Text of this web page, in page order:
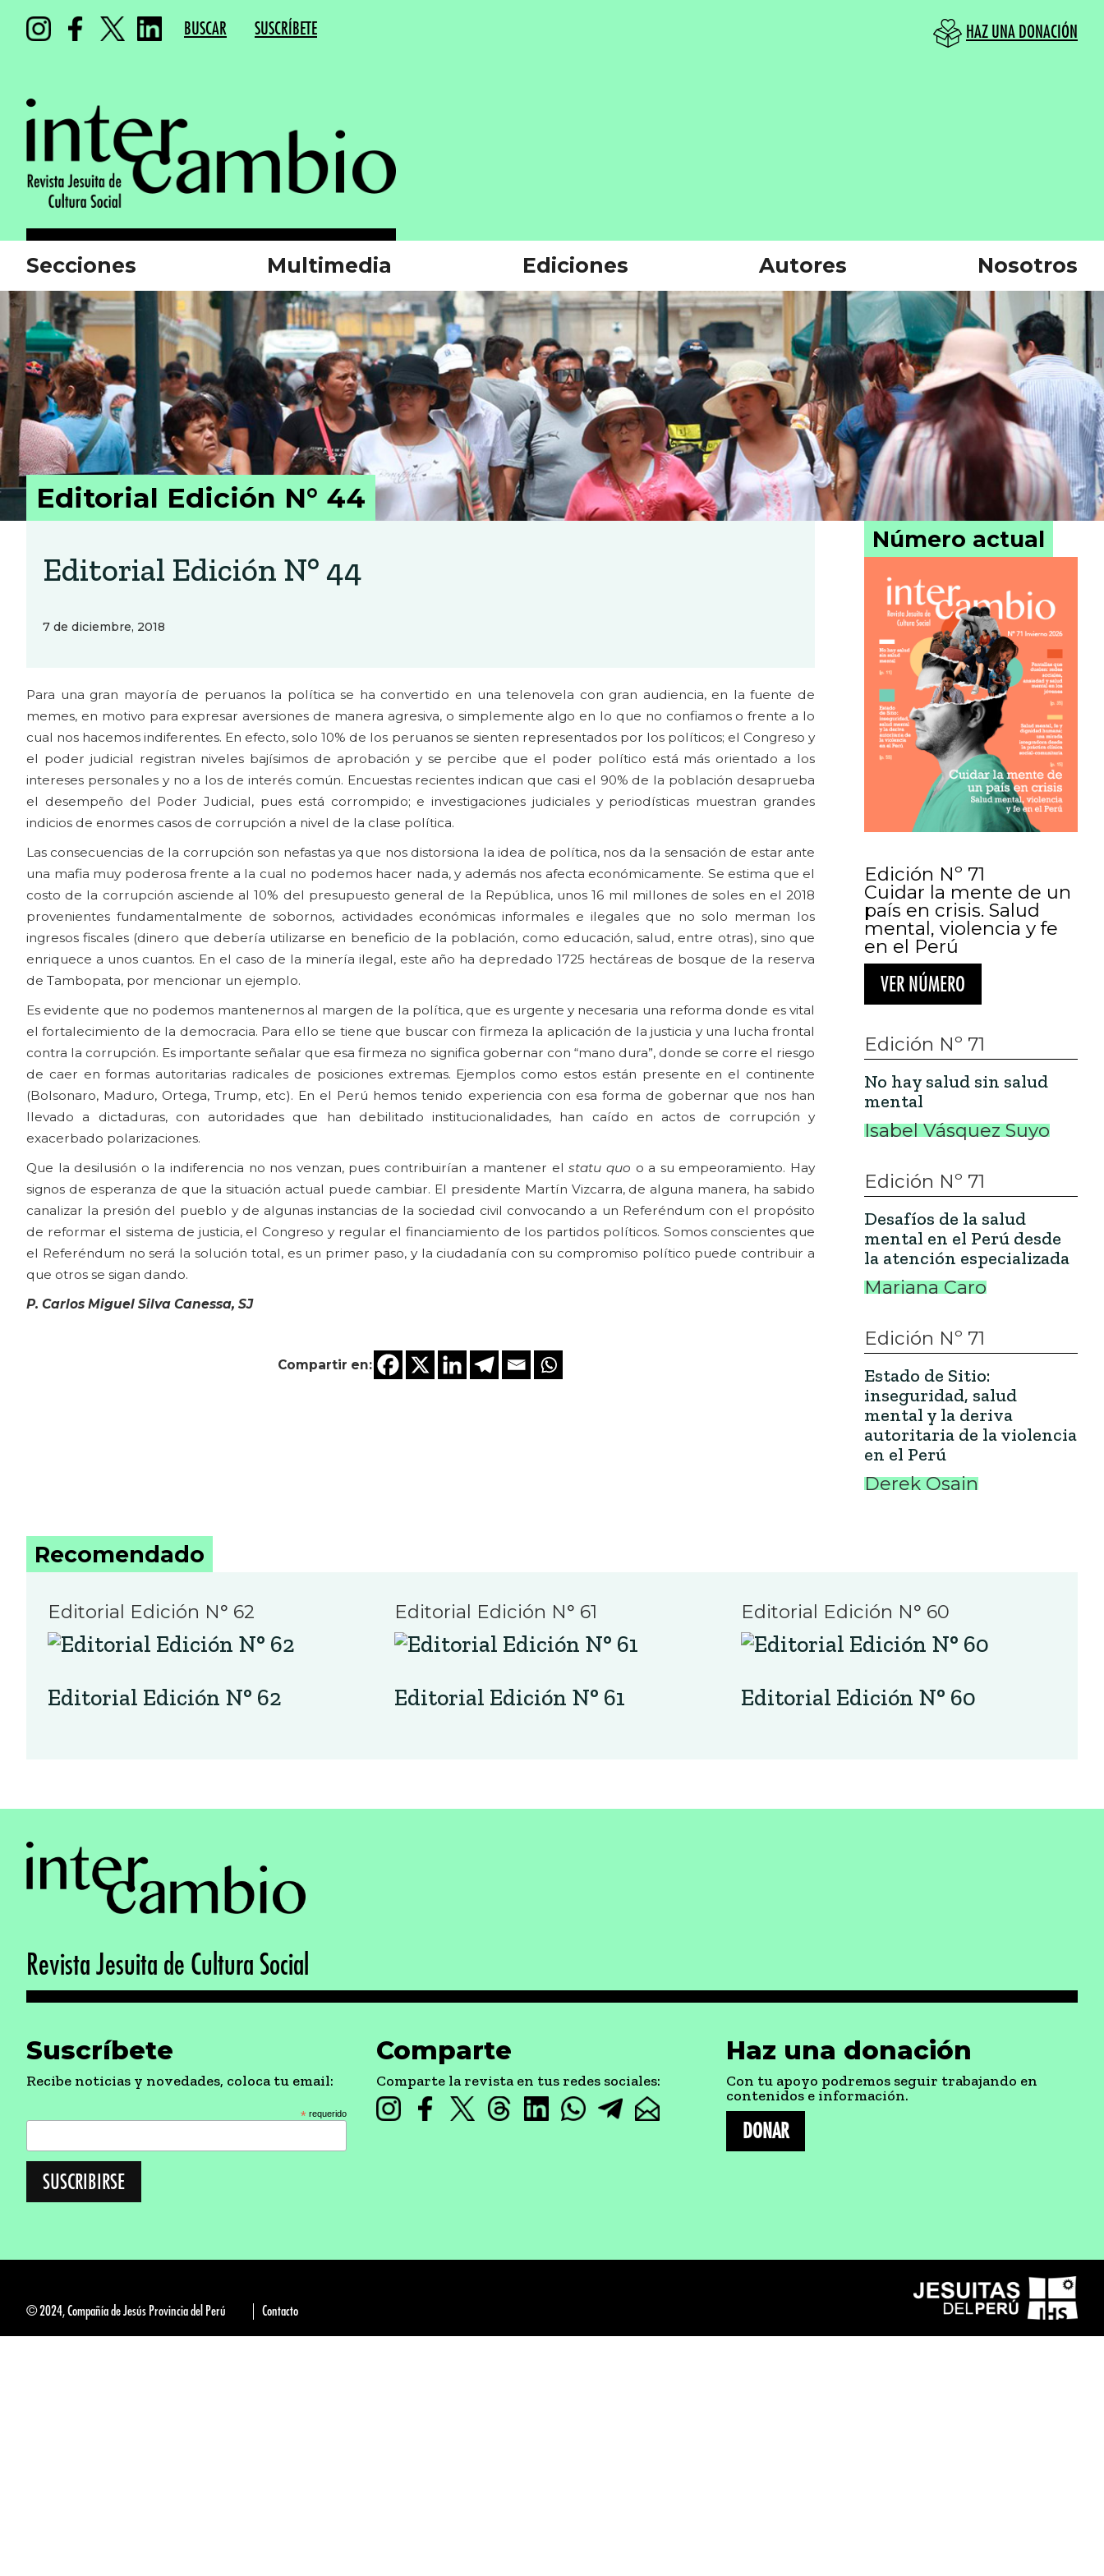
BUSCAR SUSCRÍBETE HAZ UNA DONACIÓN
Secciones Multimedia Ediciones Autores Nosotros
Editorial Edición N° 44
Editorial Edición N° 44
7 de diciembre, 2018
Para una gran mayoría de peruanos la política se ha convertido en una telenovela con gran audiencia, en la fuente de
memes, en motivo para expresar aversiones de manera agresiva, o simplemente algo en lo que no confiamos o frente a lo
cual nos hacemos indiferentes. En efecto, solo 10% de los peruanos se sienten representados por los políticos; el Congreso y
el poder judicial registran niveles bajísimos de aprobación y se percibe que el poder político está más orientado a los
intereses personales y no a los de interés común. Encuestas recientes indican que casi el 90% de la población desaprueba
el desempeño del Poder Judicial, pues está corrompido; e investigaciones judiciales y periodísticas muestran grandes
indicios de enormes casos de corrupción a nivel de la clase política.
Las consecuencias de la corrupción son nefastas ya que nos distorsiona la idea de política, nos da la sensación de estar ante
una mafia muy poderosa frente a la cual no podemos hacer nada, y además nos afecta económicamente. Se estima que el
costo de la corrupción asciende al 10% del presupuesto general de la República, unos 16 mil millones de soles en el 2018
provenientes fundamentalmente de sobornos, actividades económicas informales e ilegales que no solo merman los
ingresos fiscales (dinero que debería utilizarse en beneficio de la población, como educación, salud, entre otras), sino que
enriquece a unos cuantos. En el caso de la minería ilegal, este año ha depredado 1725 hectáreas de bosque de la reserva
de Tambopata, por mencionar un ejemplo.
Es evidente que no podemos mantenernos al margen de la política, que es urgente y necesaria una reforma donde es vital
el fortalecimiento de la democracia. Para ello se tiene que buscar con firmeza la aplicación de la justicia y una lucha frontal
contra la corrupción. Es importante señalar que esa firmeza no significa gobernar con “mano dura”, donde se corre el riesgo
de caer en formas autoritarias radicales de posiciones extremas. Ejemplos como estos están presente en el continente
(Bolsonaro, Maduro, Ortega, Trump, etc). En el Perú hemos tenido experiencia con esa forma de gobernar que nos han
llevado a dictaduras, con autoridades que han debilitado institucionalidades, han caído en actos de corrupción y
exacerbado polarizaciones.
Que la desilusión o la indiferencia no nos venzan, pues contribuirían a mantener elstatu quo o a su empeoramiento. Hay
signos de esperanza de que la situación actual puede cambiar. El presidente Martín Vizcarra, de alguna manera, ha sabido
canalizar la presión del pueblo y de algunas instancias de la sociedad civil convocando a un Referéndum con el propósito
de reformar el sistema de justicia, el Congreso y regular el financiamiento de los partidos políticos. Somos conscientes que
el Referéndum no será la solución total, es un primer paso, y la ciudadanía con su compromiso político puede contribuir a
que otros se sigan dando.
P. Carlos Miguel Silva Canessa, SJ
Compartir en:
Número actual
Edición Nº 71
Cuidar la mente de un
país en crisis. Salud
mental, violencia y fe
en el Perú
VER NÚMERO
Edición Nº 71
No hay salud sin salud
mental
Isabel Vásquez Suyo
Edición Nº 71
Desafíos de la salud
mental en el Perú desde
la atención especializada
Mariana Caro
Edición Nº 71
Estado de Sitio:
inseguridad, salud
mental y la deriva
autoritaria de la violencia
en el Perú
Derek Osain
Recomendado
Editorial Edición N° 62
Editorial Edición N° 62
Editorial Edición N° 61
Editorial Edición N° 61
Editorial Edición N° 60
Editorial Edición N° 60
Revista Jesuita de Cultura Social
Suscríbete
Recibe noticias y novedades, coloca tu email:
* requerido
Comparte
Comparte la revista en tus redes sociales:
Haz una donación
Con tu apoyo podremos seguir trabajando en
contenidos e información.
DONAR
© 2024, Compañía de Jesús Provincia del Perú Contacto